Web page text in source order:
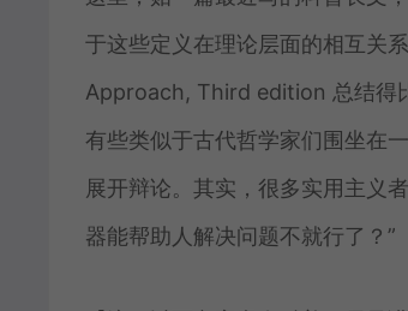
于这些定义在理论层面的相互
Approach, Third edition 总结得
有些类似于古代哲学家们围坐在
展开辩论。其实，很多实用主义
器能帮助人解决问题不就行了？”